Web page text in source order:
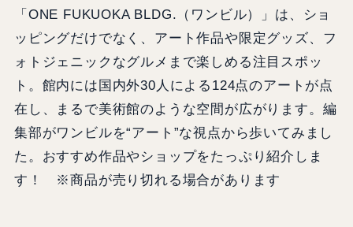
「ONE FUKUOKA BLDG.（ワンビル）」は、ショ
ッピングだけでなく、アート作品や限定グッズ、フ
ォトジェニックなグルメまで楽しめる注目スポッ
ト。館内には国内外30人による124点のアートが点
在し、まるで美術館のような空間が広がります。編
集部がワンビルを“アート”な視点から歩いてみまし
た。おすすめ作品やショップをたっぷり紹介しま
す！ ※商品が売り切れる場合があります